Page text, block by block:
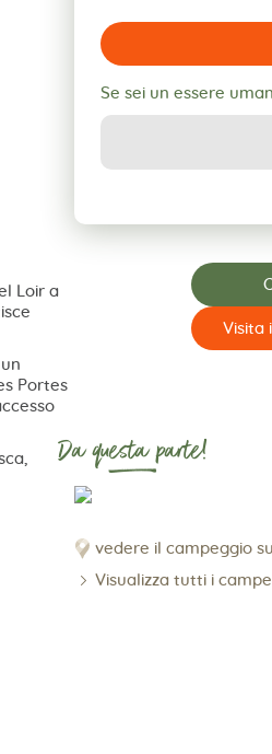
Loir a
Portes
Se sei un essere
Visita
Da questa parte!
vedere il campeggio
Visualizza tutti i